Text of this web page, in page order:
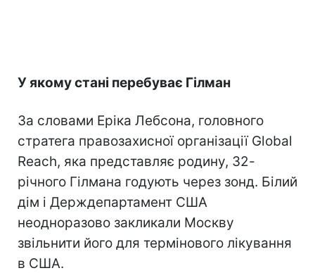
У якому стані перебуває Гілман
За словами Еріка Лебсона, головного
стратега правозахисної організації Global
Reach, яка представляє родину, 32-
річного Гілмана годують через зонд. Білий
дім і Держдепартамент США
неодноразово закликали Москву
звільнити його для термінового лікування
в США.